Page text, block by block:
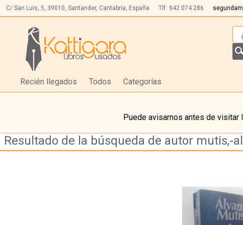
C/ San Luis, 5, 39010, Santander, Cantabria, España Tlf: 942 074 286
Recién llegados Todos Categorías
Puede avisarnos antes de
Resultado de la búsqueda de autor mutis,-